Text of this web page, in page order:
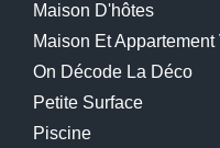
Maison D'hôtes
Maison Et
On Décode La Déco
Petite Surface
Piscine